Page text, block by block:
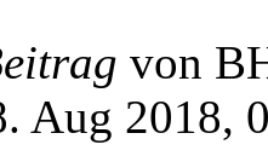
von
Aug 2018,